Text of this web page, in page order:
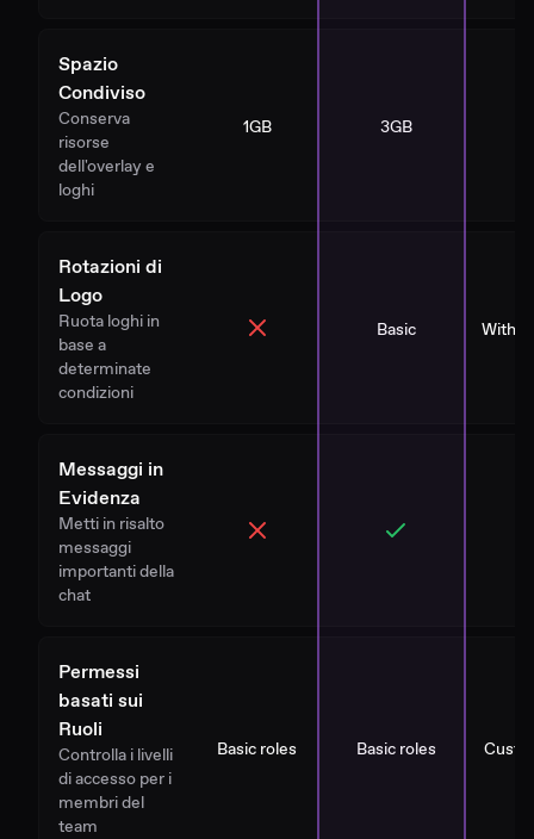
Spazio
Condiviso
Conserva
risorse
dell'overlay e
loghi
1GB 3GB
Rotazioni di
Logo
Ruota loghi in
base a
determinate
condizioni
Basic With
Messaggi in
Evidenza
Metti in risalto
messaggi
importanti della
chat
Permessi
basati sui
Ruoli
Controlla i livelli
di accesso per i
membri del
team
Basic roles Basic roles